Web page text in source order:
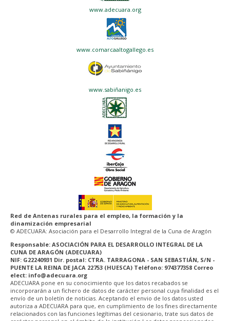
www.adecuara.org
www.comarcaaltogallego.es
www.sabiñanigo.es
Red de Antenas rurales para el empleo, la formación y la
dinamización empresarial
© ADECUARA: Asociación para el Desarrollo Integral de la Cuna de Aragón
Responsable: ASOCIACIÓN PARA EL DESARROLLO INTEGRAL DE LA
CUNA DE ARAGÓN (ADECUARA)
NIF: G22240931 Dir. postal: CTRA. TARRAGONA - SAN SEBASTIÁN, S/N -
PUENTE LA REINA DE JACA 22753 (HUESCA) Teléfono: 974377358 Correo
elect: info@adecuara.org
ADECUARA pone en su conocimiento que los datos recabados se
incorporarán a un fichero de datos de carácter personal cuya finalidad es el
envío de un boletín de noticias. Aceptando el envio de los datos usted
autoriza a ADECUARA para que, en cumplimiento de los fines directamente
relacionados con las funciones legítimas del cesionario, trate sus datos de